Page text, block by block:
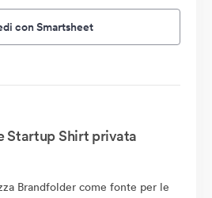
con Smartsheet
Startup Shirt privata
Brandfolder come fonte per le